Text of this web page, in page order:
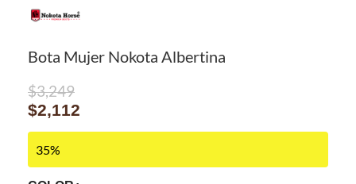
Bota Mujer Nokota Albertina
$3,249
$2,112
35%